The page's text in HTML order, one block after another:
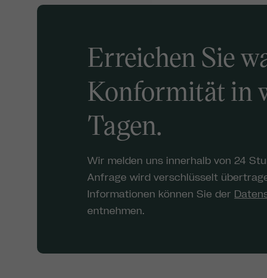
Erreichen Sie
Konformität in
Tagen.
Wir melden uns innerhalb von 24
Anfrage wird verschlüsselt
Informationen können Sie der
entnehmen.